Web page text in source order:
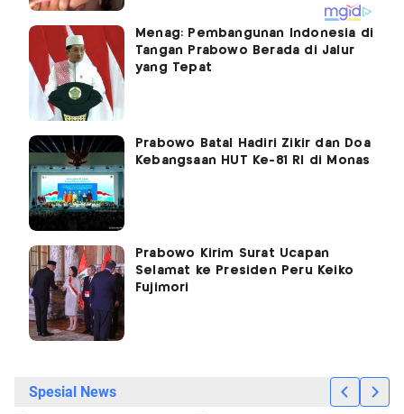
Menag: Pembangunan Indonesia di
Tangan Prabowo Berada di Jalur
yang Tepat
Prabowo Batal Hadiri Zikir dan Doa
Kebangsaan HUT Ke-81 RI di Monas
Prabowo Kirim Surat Ucapan
Selamat ke Presiden Peru Keiko
Fujimori